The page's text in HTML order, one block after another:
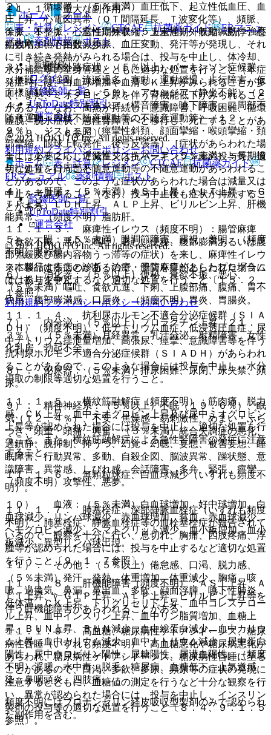
２）． 循環器：（５％未満）血圧低下、起立性低血圧、血
圧上昇、心電図異常（ＱＴ間隔延長、Ｔ波変化等）、頻脈、
徐脈、不整脈、心室性期外収縮、上室性期外収縮、動悸、心
拍数増加、心拍数減少。
３）． 錐体外路症状：（５％以上）パーキンソン症候群
（振戦、筋強剛、流涎過多、寡動、運動緩慢、歩行障害、仮
面様顔貌等）（３３．５％）、アカシジア（静坐不能）（２
４．７％）、ジスキネジア（構音障害、嚥下障害、口周部不
随意運動・四肢不随意運動等の不随意運動等）（１２．
９％）、ジストニア（痙攣性斜頚、顔面攣縮・喉頭攣縮・頚
部攣縮、眼球上転発作、後弓反張等）［症状があらわれた場
合には必要に応じて減量又は抗パーキンソン薬の投与等、適
切な処置を行うこと］。
４）． 肝臓：（５％未満）ＡＳＴ上昇、ＡＬＴ上昇、γ−Ｇ
ＴＰ上昇、ＬＤＨ上昇、ＡＬＰ上昇、ビリルビン上昇、肝機
能異常、（頻度不明）脂肪肝。
５）． 眼：（５％未満）眼調節障害、霧視、羞明、（頻度
不明）眼乾燥。
６）． 消化器：（５％以上）便秘、食欲不振、悪心、
（５％未満）嘔吐、食欲亢進、下痢、上腹部痛、腹痛、胃不
快感、腹部膨満感、口唇炎、（頻度不明）胃炎、胃腸炎。
７）． 内分泌：（５％以上）プロラクチン上昇（２１．
３％）、（５％未満）月経異常、乳汁分泌、射精障害、女性
化乳房、勃起不全。
８）． 泌尿器：（５％未満）排尿困難、尿閉、尿失禁、頻
尿。
９）． 精神神経系：（５％以上）不眠（１９．６％）、眠
気（１２．４％）、不安・焦燥感・易刺激性、めまい・ふら
つき、頭重・頭痛、興奮、（５％未満）統合失調症の悪化、
過鎮静、脱抑制、抑うつ、幻覚・幻聴、妄想、被害妄想、睡
眠障害、行動異常、多動、自殺企図、脳波異常、躁状態、意
識障害、異常感、しびれ感、会話障害、多弁、緊張、痙攣、
（頻度不明）攻撃性、悪夢。
１０）． 血液：（５％未満）白血球増加、好中球増加、白
血球減少、リンパ球減少、赤血球増加、貧血、赤血球減少、
ヘモグロビン減少、ヘマトクリット減少、血小板増加、血小
板減少、異型リンパ球出現。
１１）． その他：（５％以上）倦怠感、口渇、脱力感、
（５％未満）発汗、発熱、体重増加、体重減少、胸痛、咳
嗽、過換気、鼻漏、鼻出血、多飲、顔面浮腫、嚥下性肺炎、
低体温、ＣＫ上昇、トリグリセリド上昇、血中コレステロー
ル上昇、血中インスリン上昇、血中リン脂質増加、血糖上
昇、ＢＵＮ上昇、ＢＵＮ減少、血中総蛋白減少、血中カリウ
ム上昇、血中カリウム減少、血中ナトリウム減少、尿中蛋白
陽性、尿中ウロビリン陽性、尿糖陽性、尿潜血陽性、（頻度
不明）浮腫、水中毒、脱毛、糖尿病、血糖低下、上気道感
染、鼻咽頭炎、四肢痛。
頻度不明にはブロナンセリン経皮吸収型製剤のみで認められ
た副作用を含む。
１１．１． 重大な副作用
１１．１．１． 悪性症候群（５％未満）：無動緘黙、強度
筋強剛、嚥下困難、頻脈、血圧変動、発汗等が発現し、それ
に引き続き発熱がみられる場合は、投与を中止し、体冷却、
水分補給等の全身管理とともに適切な処置を行うこと（本症
発症時には、白血球増加や血清ＣＫ上昇がみられることが多
く、また、ミオグロビン尿を伴う腎機能低下がみられること
がある）、なお、高熱が持続し、意識障害、呼吸困難、循環
虚脱、脱水症状、急性腎障害へと移行し、死亡することがあ
る〔９．１．６参照〕。
１１．１．２． 遅発性ジスキネジア（５％未満）：長期投
与により、口周部不随意運動等の不随意運動があらわれるこ
とがあるので、このような症状があらわれた場合は減量又は
中止を考慮すること（なお、投与中止後も症状が持続するこ
とがある）。
１１．１．３． 麻痺性イレウス（頻度不明）：腸管麻痺
（食欲不振、悪心・嘔吐、著しい便秘、腹部膨満あるいは腹
部弛緩及び腸内容物うっ滞等の症状）を来し、麻痺性イレウ
スに移行することがあるので、腸管麻痺があらわれた場合に
は、投与を中止するなど適切な処置を行うこと〔１５．２．
１参照〕。
１１．１．４． 抗利尿ホルモン不適合分泌症候群（ＳＩＡ
ＤＨ）（頻度不明）：低ナトリウム血症、低浸透圧血症、尿
中ナトリウム排泄量増加、高張尿、痙攣、意識障害等を伴う
抗利尿ホルモン不適合分泌症候群（ＳＩＡＤＨ）があらわれ
ることがあるので、このような場合には投与を中止し、水分
摂取の制限等適切な処置を行うこと。
１１．１．５． 横紋筋融解症（頻度不明）：筋肉痛、脱力
感、ＣＫ上昇、血中ミオグロビン上昇及び尿中ミオグロビン
上昇等が認められた場合には投与を中止し、適切な処置を行
うこと。また、横紋筋融解症による急性腎障害の発症に注意
すること。
１１．１．６． 無顆粒球症、白血球減少（いずれも頻度不
明）。
１１．１．７． 肺塞栓症、深部静脈血栓症（いずれも頻度
不明）：肺塞栓症、静脈血栓症等の血栓塞栓症が報告されて
いるので、観察を十分に行い、息切れ、胸痛、四肢疼痛、浮
腫等が認められた場合には、投与を中止するなど適切な処置
を行うこと〔９．１．７参照〕。
１１．１．８． 肝機能障害（頻度不明）：ＡＳＴ上昇、Ａ
ＬＴ上昇、γ−ＧＴＰ上昇、ＡＬＰ上昇、ビリルビン上昇等を
伴う肝機能障害があらわれることがある。
１１．１．９． 高血糖、糖尿病性ケトアシドーシス、糖尿
病性昏睡（いずれも頻度不明）：高血糖悪化や糖尿病悪化が
あらわれ、糖尿病性ケトアシドーシス、糖尿病性昏睡に至る
ことがあるので、口渇、多飲、多尿、頻尿等の症状の発現に
注意するとともに、血糖値の測定を行うなど十分な観察を行
い、異常が認められた場合には、投与を中止し、インスリン
製剤の投与等の適切な処置を行うこと〔８．４、９．１．５
参照〕。
ホーム
ノート
表・計算
レジメン CTCAE 抗菌薬ガイド
ERマニュ
アル
薬剤情報 ポスト
新規登録
ログイン
監修医師一覧
UpToDate特別割引
運営会社
© 2021 HOKUTO Inc. All rights reserved.
利用規約プライバシーポリシーお問い合わせ
ホーム
表・計算 レジメン CTCAE
抗菌薬ガイド
ERマニュアル
薬剤情報 ポスト
監修医師一覧
UpToDate特別割引
運営会社
© 2021 HOKUTO Inc. All rights reserved.
※本製品は疾病の診断・治療・予防を目的としたプログラム
ではありません。
利用規約プライバシーポリシーお問い合わせ